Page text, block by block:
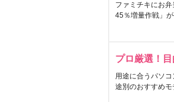
ファミチキにお
45％増量作戦」
プロ厳選！
用途に合うパソ
途別のおすすめモ